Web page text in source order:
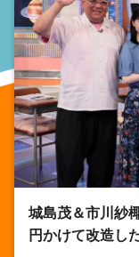
城島茂＆市川紗
円かけて改造し